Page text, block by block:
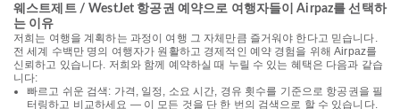
웨스트제트 / WestJet 항공권 예약으로 여행자들이 Airpaz를 선택하
는 이유
저희는 여행을 계획하는 과정이 여행 그 자체만큼 즐거워야 한다고 믿습니다.
전 세계 수백만 명의 여행자가 원활하고 경제적인 예약 경험을 위해 Airpaz를
신뢰하고 있습니다. 저희와 함께 예약하실 때 누릴 수 있는 혜택은 다음과 같습
니다:
빠르고 쉬운 검색: 가격, 일정, 소요 시간, 경유 횟수를 기준으로 항공권을 필
터링하고 비교하세요 — 이 모든 것을 단 한 번의 검색으로 할 수 있습니다.